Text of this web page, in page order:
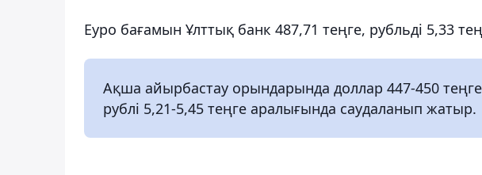
Еуро бағамын Ұлттық банк 487,71 теңге, рубльді 5,33
Ақша айырбастау орындарында доллар 447-450
рублі 5,21-5,45 теңге аралығында саудаланып жатыр.